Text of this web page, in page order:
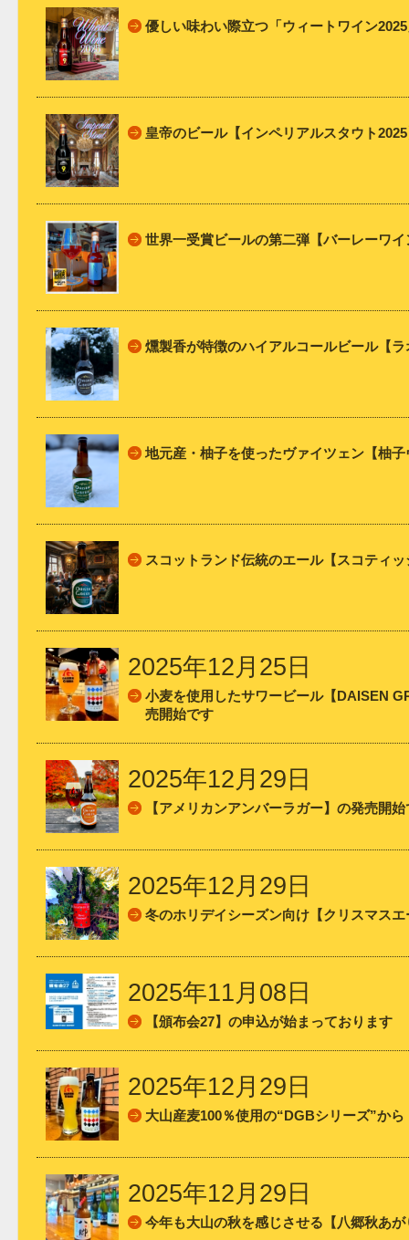
優しい味わい際立つ「ウィートワイン
皇帝のビール【インペリアルスタウト
世界一受賞ビールの第二弾【バーレーワ
燻製香が特徴のハイアルコールビール【
地元産・柚子を使ったヴァイツェン【柚
スコットランド伝統のエール【スコティ
2025年12月25日
小麦を使用したサワービール【DAISEN
売開始です
2025年12月29日
【アメリカンアンバーラガー】の発売開
2025年12月29日
冬のホリデイシーズン向け【クリスマス
2025年11月08日
【頒布会27】の申込が始まっております
2025年12月29日
大山産麦100％使用の“DGBシリーズ”か
2025年12月29日
今年も大山の秋を感じさせる【八郷秋あ